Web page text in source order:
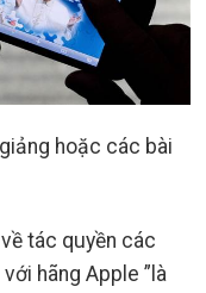
hoặc các bài
tác quyền các
hãng Apple ”là